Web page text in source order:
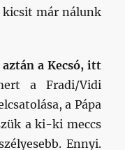
már nálunk
aztán a Kecsó, itt
a Fradi/Vidi
a Pápa
a ki-ki meccs
Ennyi.